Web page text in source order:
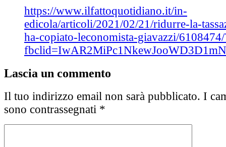
https://www.ilfattoquotidiano.it/in-
edicola/articoli/2021/02/21/ridurre-la-
ha-copiato-leconomista-giavazzi/6108474/
Lascia un commento
Il tuo indirizzo email non sarà pubblicato. I
sono contrassegnati *